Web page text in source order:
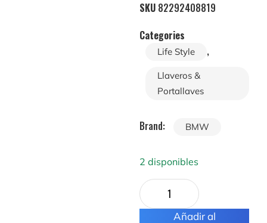
SKU 82292408819
Categories
Life Style ,
Llaveros &
Portallaves
Brand: BMW
2 disponibles
Añadir al